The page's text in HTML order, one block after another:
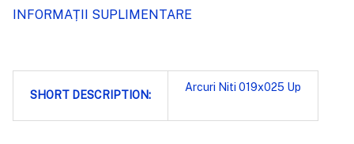
ADAUGĂ
%STR%
INFORMAȚII SUPLIMENTARE
SHORT DESCRIPTION:
Arcuri Niti 019x025 Up